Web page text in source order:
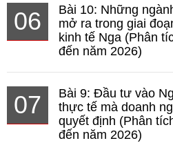
06
Bài 10: Những
mở ra trong giai
kinh tế Nga (Phân
đến năm 2026)
07
Bài 9: Đầu tư vào
thực tế mà doanh
quyết định (Phân
đến năm 2026)